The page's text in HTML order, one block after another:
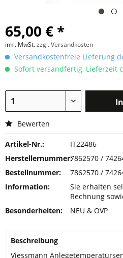
65,00 € *
inkl. MwSt.zzgl. Versandkosten
Versandkostenfreie Lieferung
Sofort versandfertig, Lieferzeit
Bewerten
Artikel-Nr.:
IT22486
Herstellernummer:7862570 /
Bestellnummer:
7862570 /
Information:
Sie erhalten
Rechnung
Besonderheiten:
NEU & OVP
Beschreibung
Viessmann